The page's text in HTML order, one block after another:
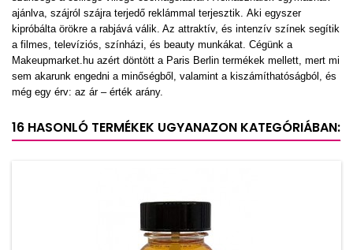
ajánlva, szájról szájra terjedő reklámmal terjesztik. Aki egyszer
kipróbálta örökre a rabjává válik. Az attraktív, és intenzív színek segítik
a filmes, televíziós, színházi, és beauty munkákat. Cégünk a
Makeupmarket.hu azért döntött a Paris Berlin termékek mellett, mert mi
sem akarunk engedni a minőségből, valamint a kiszámíthatóságból, és
még egy érv: az ár – érték arány.
16 HASONLÓ TERMÉKEK UGYANAZON KATEGÓRIÁBAN: